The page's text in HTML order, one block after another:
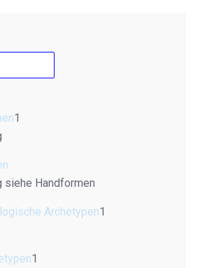
1
siehe Handformen
Archetypen1
1